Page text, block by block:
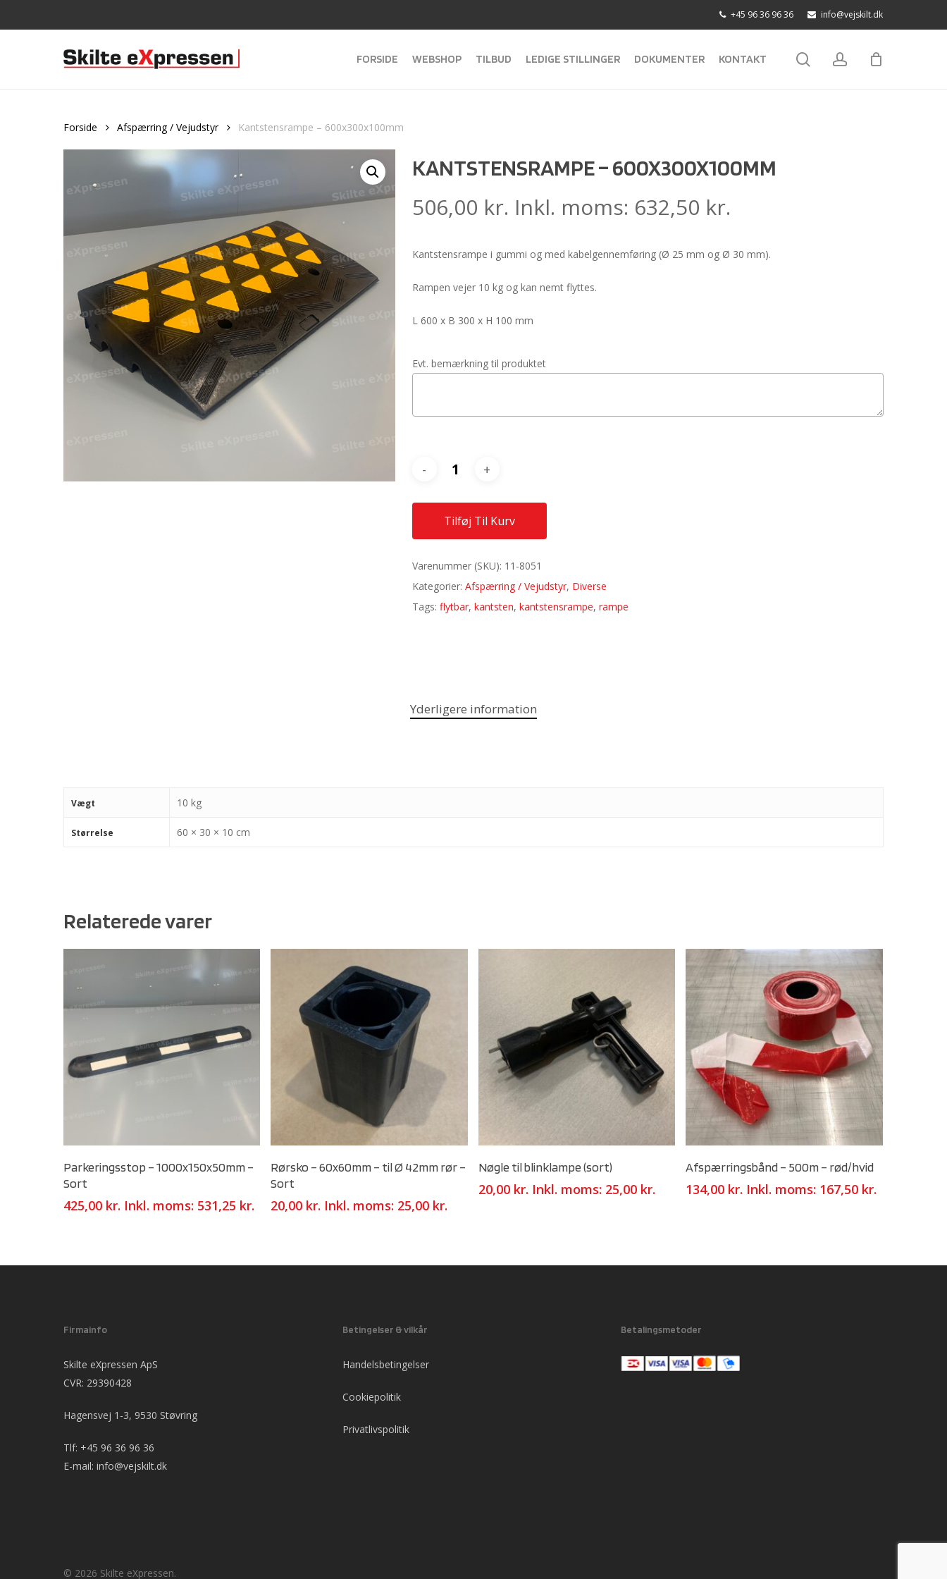
to
+45 96 36 96 36 info@vejskilt.dk
Hit enter to search or ESC to close
FORSIDE WEBSHOP TILBUD LEDIGE STILLINGER DOKUMENTER KONTAKT searchaccount
Forside Afspærring / Vejudstyr Kantstensrampe – 600x300x100mm
KANTSTENSRAMPE – 600X300X100MM
506,00 kr. Inkl. moms: 632,50 kr.
Kantstensrampe i gummi og med kabelgennemføring (Ø 25 mm og Ø 30 mm).
Rampen vejer 10 kg og kan nemt flyttes.
L 600 x B 300 x H 100 mm
Evt. bemærkning til produktet
Tilføj Til Kurv
Varenummer (SKU): 11-8051
Kategorier: Afspærring / Vejudstyr, Diverse
Tags: flytbar, kantsten, kantstensrampe, rampe
Yderligere information
Vægt 10 kg
Størrelse 60 × 30 × 10 cm
Relaterede varer
Parkeringsstop – 1000x150x50mm –
Sort
425,00 kr. Inkl. moms: 531,25 kr.
Rørsko – 60x60mm – til Ø 42mm rør –
Sort
20,00 kr. Inkl. moms: 25,00 kr.
Select Options
Nøgle til blinklampe (sort)
20,00 kr. Inkl. moms: 25,00 kr.
Select Options
Afspærringsbånd – 500m – rød/hvid
134,00 kr. Inkl. moms: 167,50 kr.
Firmainfo
Skilte eXpressen ApS
CVR: 29390428
Hagensvej 1-3, 9530 Støvring
Tlf: +45 96 36 96 36
E-mail: info@vejskilt.dk
Betingelser & vilkår
Handelsbetingelser
Cookiepolitik
Privatlivspolitik
Betalingsmetoder
© 2026 Skilte eXpressen.